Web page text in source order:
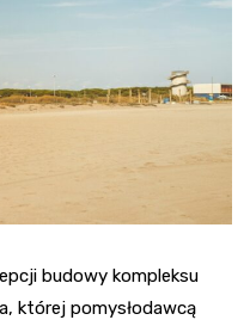
budowy kompleksu
której pomysłodawcą